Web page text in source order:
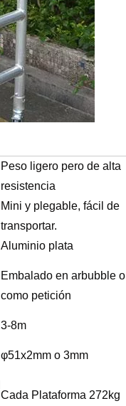
Peso ligero pero de alta
resistencia
Mini y plegable, fácil de
transportar.
Aluminio plata
Embalado en arbubble o
como petición
3-8m
φ51x2mm o 3mm
Cada Plataforma 272kg